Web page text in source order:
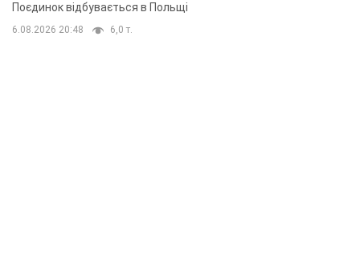
Поєдинок відбувається в Польщі
6.08.2026 20:48 6,0 т.